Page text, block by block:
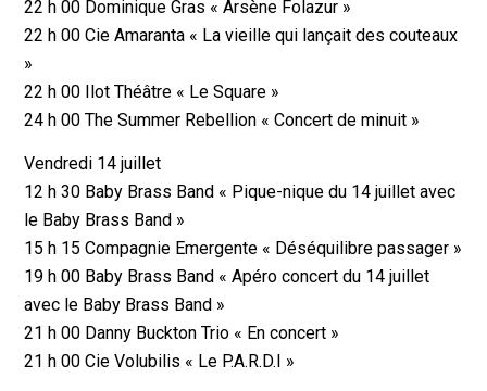
22 h 00 Dominique Gras « Arsène Folazur »
22 h 00 Cie Amaranta « La vieille qui lançait des couteaux
»
22 h 00 Ilot Théâtre « Le Square »
24 h 00 The Summer Rebellion « Concert de minuit »
Vendredi 14 juillet
12 h 30 Baby Brass Band « Pique-nique du 14 juillet avec
le Baby Brass Band »
15 h 15 Compagnie Emergente « Déséquilibre passager »
19 h 00 Baby Brass Band « Apéro concert du 14 juillet
avec le Baby Brass Band »
21 h 00 Danny Buckton Trio « En concert »
21 h 00 Cie Volubilis « Le P.A.R.D.I »